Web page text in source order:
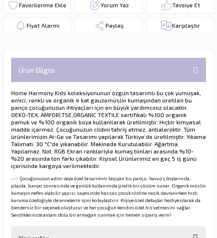
Yorum Yaz Tavsiye Et
Fiyat Alarmı Paylaş Karşılaştır
Ürün Bilgisi
Home Harmony Kids koleksiyonunun özgün tasarımlı bu çok yumuşak,
emici, renkli ve organik 4 kat gauzemüslin kumaşından üretilen bu
panço çocuğunuzun ihtiyaçları için en büyük yardımcınız olacaktır.
OEKO-TEX, AMFORİ,TSE,ORGANIC TEXTILE sertifikalı %100 organik
pamuk ve %100 organik boya kullanılarak üretilmiştir. Hiçbir kimyasal
madde içermez. Çocuğunuzun cildini tahriş etmez, antialerjiktir. Tüm
ürünlerimizin Ar-Ge ve Tasarımı yapılarak Türkiye’de üretilmiştir. Yıkama
Talimatı: 30 °C'de yıkanabilir. Makinede Kurutulabilir. Ağartma
Yapılamaz. Not: RGB Ekran renkleriyle kumaş tonları arasında %10-
%20 arasında ton farkı çıkabilir. Kişisel Ürünlerimiz en geç 5 iş günü
içerisinde kargoya verilmektedir.
--- Çocuğunuzun adını veya özel tasarımını taşıyan bu panço, havuz çıkışlarında,
plajda, banyo sonrasında ve günlük kullanımda pratik bir çözüm sunar. Organik müslin
kumaşın nefes alabilir yapısı sayesinde hassas çocuk cildine nazik davranırken hızlı
kuruma özelliğiyle de annelerin işini kolaylaştırır. Kişiye özel detaylar hediye olarak da
benzersiz bir seçenek oluşturur ve her çocuğun kendini özel hissetmesini sağlar.
Sevdiklerinize anlam dolu bir armağan sunmak için hemen sipariş verin!